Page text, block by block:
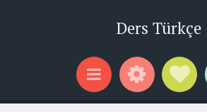
Ders Türkçe
Menu Widgets